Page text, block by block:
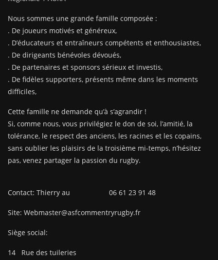
Nous sommes une grande famille composée :
. De joueurs motivés et généreux,
. D’éducateurs et entraîneurs compétents et enthousiastes,
. De dirigeants bénévoles dévoués,
. De partenaires et sponsors sérieux et investis,
. De fidèles supporters, présents même dans les moments
difficiles,
Cette famille ne demande qu’à s’agrandir !
Si, comme nous, vous privilégiez le don de soi, l’amitié, la
tolérance, le respect des anciens, les racines et les copains,
sans oublier les plaisirs de la troisième mi-temps, n’hésitez
pas, venez partager la passion du rugby.
Contact: Thierry au 06 61 23 91 48
Site: Webmaster@asfcommentryrugby.fr
Siège social:
14 Rue des tuileries